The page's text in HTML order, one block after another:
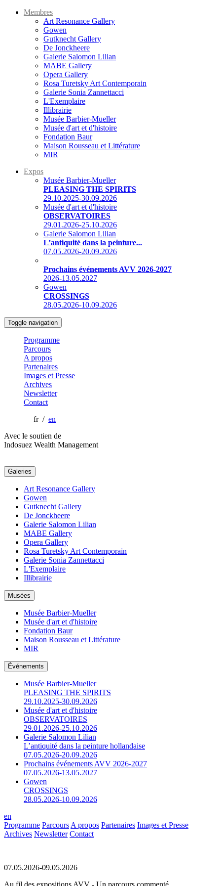
Membres
Art Resonance Gallery
Gowen
Gutknecht Gallery
De Jonckheere
Galerie Salomon Lilian
MABE Gallery
Opera Gallery
Rosa Turetsky Art Contemporain
Galerie Sonia Zannettacci
L'Exemplaire
Illibrairie
Musée Barbier-Mueller
Musée d'art et d'histoire
Fondation Baur
Maison Rousseau et Littérature
MIR
Expos
Musée Barbier-Mueller
PLEASING THE SPIRITS
29.10.2025-30.09.2026
Musée d'art et d'histoire
OBSERVATOIRES
29.01.2026-25.10.2026
Galerie Salomon Lilian
L’antiquité dans la peinture...
07.05.2026-20.09.2026
Prochains événements AVV 2026-2027
2026-13.05.2027
Gowen
CROSSINGS
28.05.2026-10.09.2026
Toggle navigation
Programme
Parcours
A propos
Partenaires
Images et Presse
Archives
Newsletter
Contact
fr / en
Avec le soutien de
Indosuez Wealth Management
Galeries
Art Resonance Gallery
Gowen
Gutknecht Gallery
De Jonckheere
Galerie Salomon Lilian
MABE Gallery
Opera Gallery
Rosa Turetsky Art Contemporain
Galerie Sonia Zannettacci
L'Exemplaire
Illibrairie
Musées
Musée Barbier-Mueller
Musée d'art et d'histoire
Fondation Baur
Maison Rousseau et Littérature
MIR
Événements
Musée Barbier-Mueller
PLEASING THE SPIRITS
29.10.2025-30.09.2026
Musée d'art et d'histoire
OBSERVATOIRES
29.01.2026-25.10.2026
Galerie Salomon Lilian
L’antiquité dans la peinture hollandaise
07.05.2026-20.09.2026
Prochains événements AVV 2026-2027
07.05.2026-13.05.2027
Gowen
CROSSINGS
28.05.2026-10.09.2026
en
Programme Parcours A propos Partenaires Images et Presse
Archives Newsletter Contact
07.05.2026-09.05.2026
Au fil des expositions AVV - Un parcours commenté